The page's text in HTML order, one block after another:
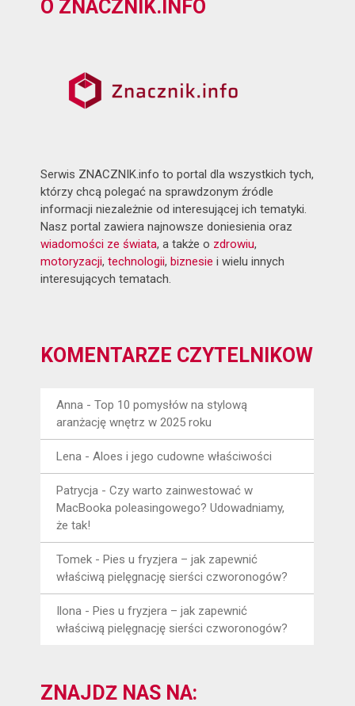
O ZNACZNIK.INFO
Serwis ZNACZNIK.info to portal dla wszystkich tych,
którzy chcą polegać na sprawdzonym źródle
informacji niezależnie od interesującej ich tematyki.
Nasz portal zawiera najnowsze doniesienia oraz
wiadomości ze świata, a także o zdrowiu,
motoryzacji,technologii,biznesie i wielu innych
interesujących tematach.
KOMENTARZE CZYTELNIKÓW
Anna -Top 10 pomysłów na stylową
aranżację wnętrz w 2025 roku
Lena -Aloes i jego cudowne właściwości
Patrycja -Czy warto zainwestować w
MacBooka poleasingowego? Udowadniamy,
że tak!
Tomek -Pies u fryzjera – jak zapewnić
właściwą pielęgnację sierści czworonogów?
Ilona -Pies u fryzjera – jak zapewnić
właściwą pielęgnację sierści czworonogów?
ZNAJDŹ NAS NA: